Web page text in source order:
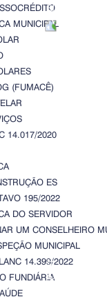
MUNICIPAL
(FUMACÊ)
14.017/2020
ES
195/2022
DO SERVIDOR
UM CONSELHEIRO
MUNICIPAL
14.399/2022
FUNDIÁRIA